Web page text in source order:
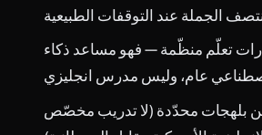
الجملة عند التوقفات الطبيعية
تعلّم منظّمة — فهو مساعد ذكاء
عام، وليس مدرس انجليزي
بلهجات محدّدة (لا تدريب مخصّص